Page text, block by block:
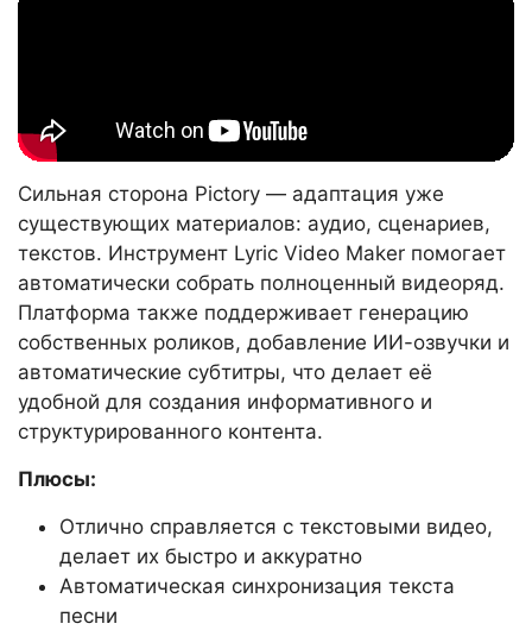
Сильная сторона Pictory — адаптация уже
существующих материалов: аудио, сценариев,
текстов. Инструмент Lyric Video Maker помогает
автоматически собрать полноценный видеоряд.
Платформа также поддерживает генерацию
собственных роликов, добавление ИИ-озвучки и
автоматические субтитры, что делает её
удобной для создания информативного и
структурированного контента.
Плюсы:
Отлично справляется с текстовыми видео,
делает их быстро и аккуратно
Автоматическая синхронизация текста
песни